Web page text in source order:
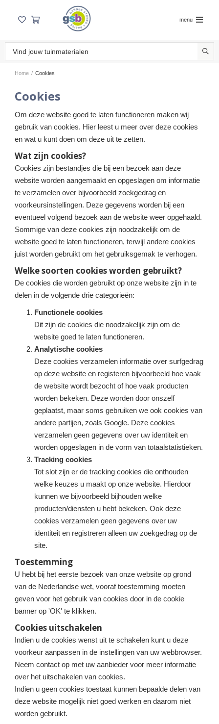
menu
Home / Cookies
Cookies
Om deze website goed te laten functioneren maken wij
gebruik van cookies. Hier leest u meer over deze cookies
en wat u kunt doen om deze uit te zetten.
Wat zijn cookies?
Cookies zijn bestandjes die bij een bezoek aan deze
website worden aangemaakt en opgeslagen om informatie
te verzamelen over bijvoorbeeld zoekgedrag en
voorkeursinstellingen. Deze gegevens worden bij een
eventueel volgend bezoek aan de website weer opgehaald.
Sommige van deze cookies zijn noodzakelijk om de
website goed te laten functioneren, terwijl andere cookies
juist worden gebruikt om het gebruiksgemak te verhogen.
Welke soorten cookies worden gebruikt?
De cookies die worden gebruikt op onze website zijn in te
delen in de volgende drie categorieën:
Functionele cookies
Dit zijn de cookies die noodzakelijk zijn om de
website goed te laten functioneren.
Analytische cookies
Deze cookies verzamelen informatie over surfgedrag
op deze website en registeren bijvoorbeeld hoe vaak
de website wordt bezocht of hoe vaak producten
worden bekeken. Deze worden door onszelf
geplaatst, maar soms gebruiken we ook cookies van
andere partijen, zoals Google. Deze cookies
verzamelen geen gegevens over uw identiteit en
worden opgeslagen in de vorm van totaalstatistieken.
Tracking cookies
Tot slot zijn er de tracking cookies die onthouden
welke keuzes u maakt op onze website. Hierdoor
kunnen we bijvoorbeeld bijhouden welke
producten/diensten u hebt bekeken. Ook deze
cookies verzamelen geen gegevens over uw
identiteit en registreren alleen uw zoekgedrag op de
site.
Toestemming
U hebt bij het eerste bezoek van onze website op grond
van de Nederlandse wet, vooraf toestemming moeten
geven voor het gebruik van cookies door in de cookie
banner op 'OK' te klikken.
Cookies uitschakelen
Indien u de cookies wenst uit te schakelen kunt u deze
voorkeur aanpassen in de instellingen van uw webbrowser.
Neem contact op met uw aanbieder voor meer informatie
over het uitschakelen van cookies.
Indien u geen cookies toestaat kunnen bepaalde delen van
deze website mogelijk niet goed werken en daarom niet
worden gebruikt.